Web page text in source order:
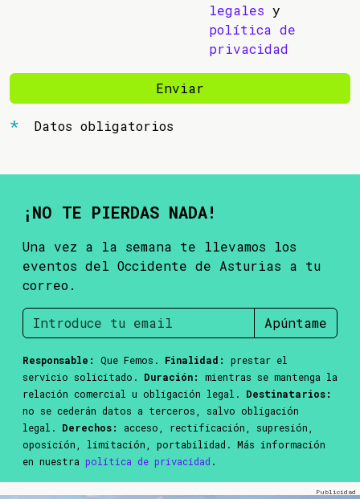
legales y
política de
privacidad
Enviar
Datos obligatorios
¡NO TE PIERDAS NADA!
Una vez a la semana te llevamos los
eventos del Occidente de Asturias a tu
correo.
Apúntame
Responsable: Que Femos. Finalidad:
prestar el
servicio solicitado. Duración:
mientras se mantenga la
relación comercial u obligación legal. Destinatarios:
no se cederán datos a terceros, salvo obligación
legal. Derechos:
acceso, rectificación, supresión,
oposición, limitación, portabilidad. Más información
en nuestra política de privacidad .